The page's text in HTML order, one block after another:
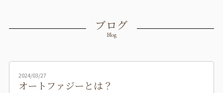
ブログ
Blog
2024/03/27
オートファジーとは？